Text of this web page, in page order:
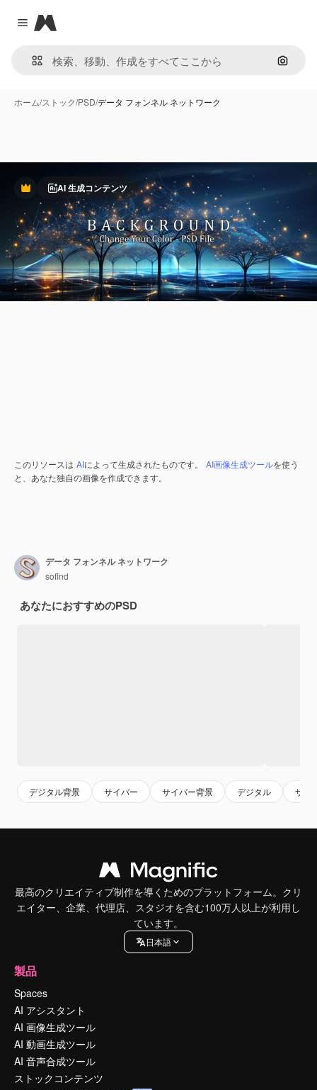
Close menu
Magnific
画像で
ホーム/ストック/PSD/データ フォンネル ネットワーク
PremiumAI 生成コンテンツ
このリソースは AIによって生成されたものです。 AI画像生成ツールを使う
と、あなた独自の画像を作成できます。
データ フォンネル ネットワーク
sofind
あなたにおすすめのPSD
デジタル背景 サイバー サイバー背景 デジタル サイ
最高のクリエイティブ制作を導くためのプラットフォーム。クリ
エイター、企業、代理店、スタジオを含む100万人以上が利用し
ています。
日本語
製品
Spaces
AI アシスタント
AI 画像生成ツール
AI 動画生成ツール
AI 音声合成ツール
ストックコンテンツ